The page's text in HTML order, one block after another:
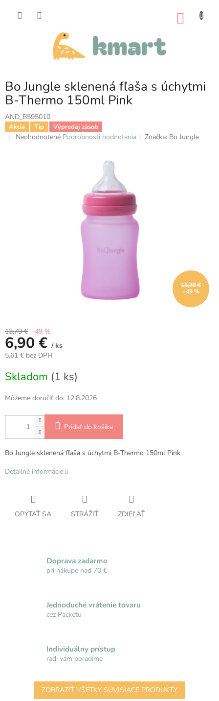
Bo Jungle sklenená fľaša s úchytmi
B-Thermo 150ml Pink
AND_B595010
Akcia Tip Výpredaj zásob
Priemerné
Neohodnotené Podrobnosti hodnotenia Značka: Bo Jungle
13,79 €
–49 %
13,79 € –49 %
6,90 € / ks
5,61 € bez DPH
cena:
Skladom (1 ks)
Môžeme doručiť do: 12.8.2026
Pridať do košíka
Bo Jungle sklenená fľaša s úchytmi B-Thermo 150ml Pink
Detailné informácie
OPÝTAŤ SA STRÁŽIŤ ZDIEĽAŤ
Doprava zadarmo
pri nákupe nad 70 €
Jednoduché vrátenie tovaru
cez Packetu
Individuálny prístup
radi vám poradíme
ZOBRAZIŤ VŠETKY SÚVISIACE PRODUKTY